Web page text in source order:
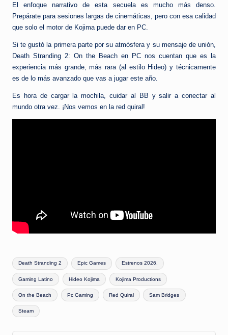
El enfoque narrativo de esta secuela es mucho más denso.
Prepárate para sesiones largas de cinemáticas, pero con esa calidad
que solo el motor de Kojima puede dar en PC.
Si te gustó la primera parte por su atmósfera y su mensaje de unión,
Death Stranding 2: On the Beach en PC nos cuentan que es la
experiencia más grande, más rara (al estilo Hideo) y técnicamente
es de lo más avanzado que vas a jugar este año.
Es hora de cargar la mochila, cuidar al BB y salir a conectar al
mundo otra vez. ¡Nos vemos en la red quiral!
Etiquetas:
Death Stranding 2 Epic Games Estrenos 2026.
Gaming Latino Hideo Kojima Kojima Productions
On the Beach Pc Gaming Red Quiral Sam Bridges
Steam